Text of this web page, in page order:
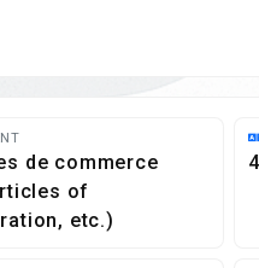
de commerce
of
etc.)